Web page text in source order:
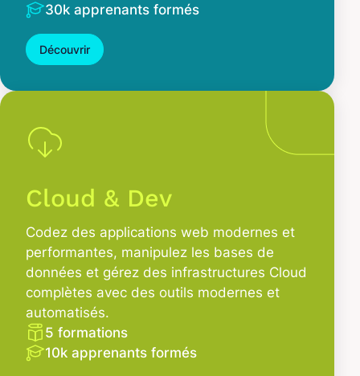
30k apprenants formés
Découvrir
Cloud & Dev
Codez des applications web modernes et
performantes, manipulez les bases de
données et gérez des infrastructures Cloud
complètes avec des outils modernes et
automatisés.
5 formations
10k apprenants formés